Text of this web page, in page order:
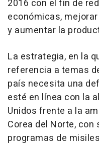
2016 con el fin de
económicas,
y aumentar la
La estrategia, en la
referencia a temas
país necesita una
esté en línea con la
Unidos frente a la
Corea del Norte,
programas de